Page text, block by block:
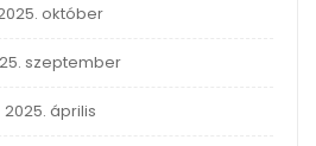
október
szeptember
2025. április